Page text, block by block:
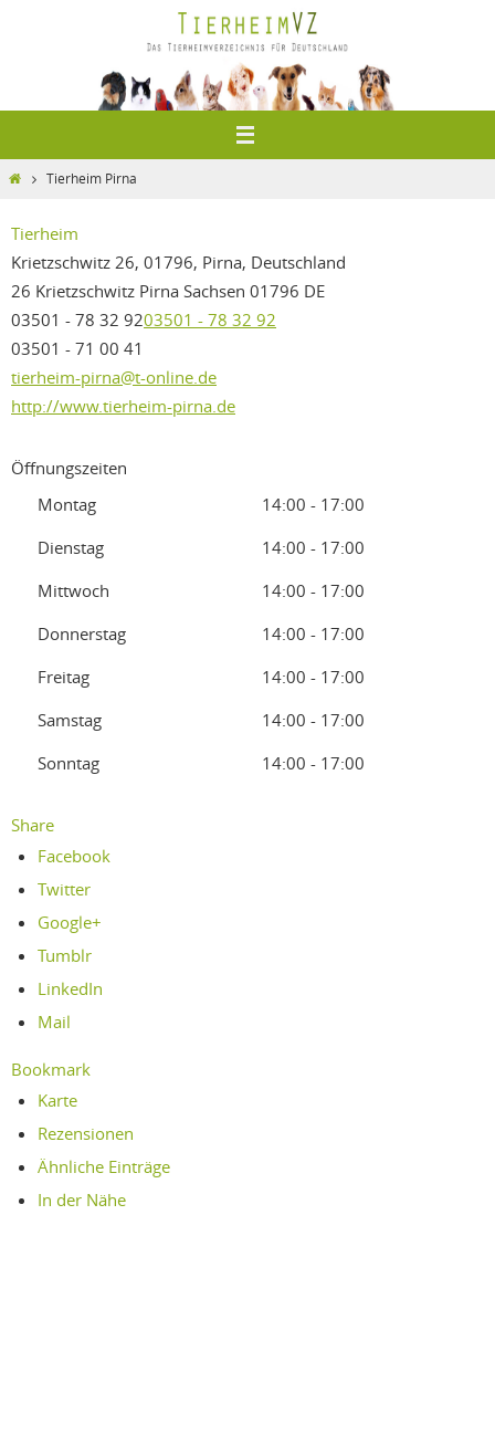
HomeTierheim Pirna
Tierheim
Krietzschwitz 26, 01796, Pirna, Deutschland
26 Krietzschwitz Pirna Sachsen 01796 DE
03501 - 78 32 9203501 - 78 32 92
03501 - 71 00 41
tierheim-pirna@t-online.de
http://www.tierheim-pirna.de
Öffnungszeiten
Montag
14:00 - 17:00
Dienstag
14:00 - 17:00
Mittwoch
14:00 - 17:00
Donnerstag
14:00 - 17:00
Freitag
14:00 - 17:00
Samstag
14:00 - 17:00
Sonntag
14:00 - 17:00
Share
Facebook
Twitter
Google+
Tumblr
LinkedIn
Mail
Bookmark
Karte
Rezensionen
Ähnliche Einträge
In der Nähe